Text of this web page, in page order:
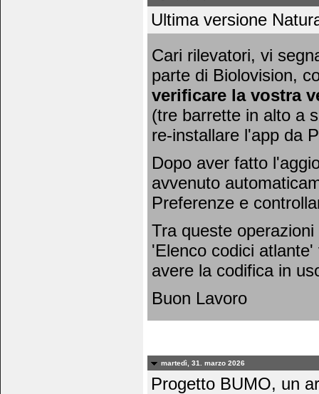
Ultima versione
Cari rilevatori, vi
parte di Biolovision,
verificare la vostra
(tre barrette in alto a
re-installare l'app da
Dopo aver fatto
avvenuto
Preferenze e
Tra queste
'Elenco codici
avere la codifica in
Buon Lavoro
martedì, 31. marzo 2026
Progetto BUMO, un